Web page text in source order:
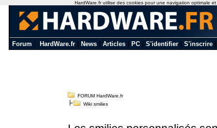
Forum HardWare.fr News Articles PC S'identifier S'inscrire
FORUM HardWare.fr
Wiki smilies
HardWare.fr utilise des cookies pour une navigation optimale